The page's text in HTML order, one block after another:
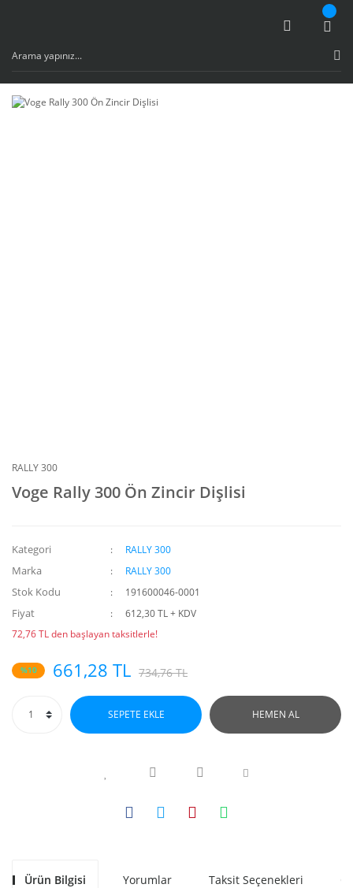
RALLY 300
Voge Rally 300 Ön Zincir Dişlisi
Kategori RALLY 300
Marka RALLY 300
Stok Kodu 191600046-0001
Fiyat
612,30 TL + KDV
72,76 TL den başlayan taksitlerle!
%10 661,28 TL 734,76 TL
SEPETE EKLE HEMEN AL
Ürün Bilgisi Yorumlar Taksit Seçenekleri